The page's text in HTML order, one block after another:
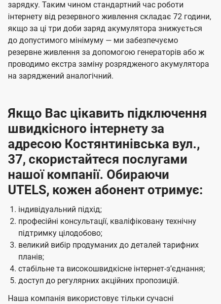
зарядку. Таким чином стандартний час роботи
інтернету від резервного живлення складає 72 години,
якщо за ці три доби заряд акумулятора знижується
до допустимого мінімуму — ми забезпечуємо
резервне живлення за допомогою генераторів або ж
проводимо екстра заміну розрядженого акумулятора
на заряджений аналогічний.
Якщо Вас цікавить підключення
швидкісного інтернету за
адресою Костянтинівська вул.,
37, скористайтеся послугами
нашої компанії. Обираючи
UTELS, кожен абонент отримує:
індивідуальний підхід;
професійні консультації, кваліфіковану технічну
підтримку цілодобово;
великий вибір продуманих до деталей тарифних
планів;
стабільне та високошвидкісне інтернет-зʼєднання;
доступ до регулярних акційних пропозицій.
Наша компанія використовує тільки сучасні